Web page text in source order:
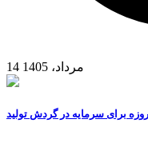
14 مرداد، 1405